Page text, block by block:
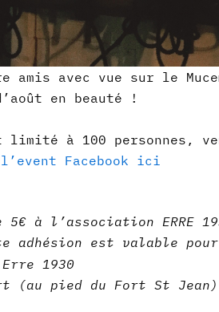
amis avec vue sur le
en beauté !
limité à 100 personnes,
Facebook ici
5€ à l’association ERRE
adhésion est valable
1930
(au pied du Fort St Jean)